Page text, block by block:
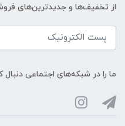
از تخفیف‌ها و جدیدترین‌های
ما را در شبکه‌های اجتماعی دنبال